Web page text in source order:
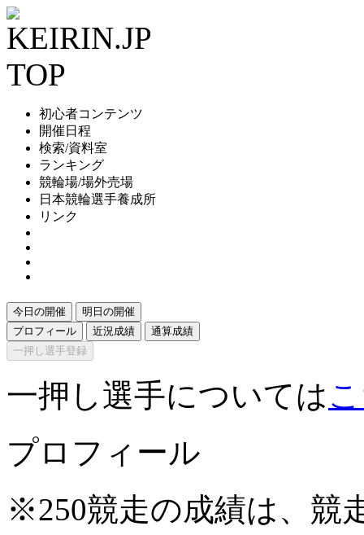
初心者コンテンツ
開催日程
検索/資料室
ランキング
競輪場/場外売場
日本競輪選手養成所
リンク
今日の開催
明日の開催
プロフィール
近況成績
通算成績
一押し選手登録
一押し選手については
プロフィール
※250競走の成績は、競